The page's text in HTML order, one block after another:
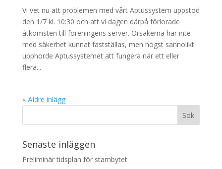
Vi vet nu att problemen med vårt Aptussystem uppstod
den 1/7 kl. 10:30 och att vi dagen därpå förlorade
åtkomsten till föreningens server. Orsakerna har inte
med säkerhet kunnat fastställas, men högst sannolikt
upphörde Aptussystemet att fungera när ett eller
flera...
« Äldre inlägg
Senaste inläggen
Preliminär tidsplan för stambytet